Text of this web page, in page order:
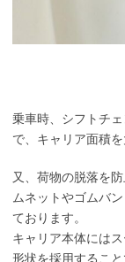
乗車時、シフトチ
で、キャリア面積
又、荷物の脱落を
ムネットやゴムバ
ております。
キャリア本体には
形状を採用するこ